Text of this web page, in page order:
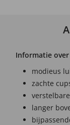
Informatie
modieus
zachte
langer